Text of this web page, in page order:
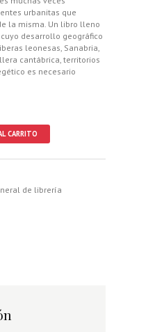
urbanitas que
la misma. Un libro lleno
desarrollo geográfico
leonesas, Sanabria,
cantábrica, territorios
es necesario
CARRITO
de librería